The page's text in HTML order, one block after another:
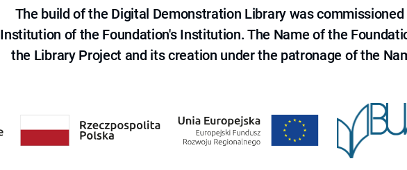
The build of the Digital Demonstration Library was
Institution of the Foundation's Institution. The Name of the
the Library Project and its creation under the patronage of the